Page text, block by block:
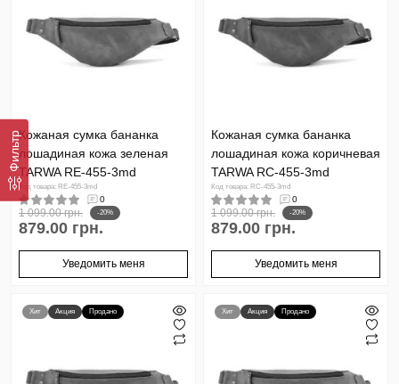
ФильтрКожаная сумка бананка
лошадиная кожа зеленая
TARWA RE-455-3md
Код товара: RE-455-3md
0
1 099.00 грн. -20%
879.00 грн.
Уведомить меня
Кожаная сумка бананка
лошадиная кожа коричневая
TARWA RC-455-3md
Код товара: RC-455-3md
0
1 099.00 грн. -20%
879.00 грн.
Уведомить меня
Хит Акция Продано Хит Акция Продано